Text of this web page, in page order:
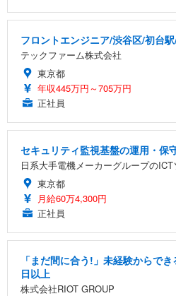
フロントエンジニア/渋谷区/初台
テックファーム株式会社
東京都
年収445万円～705万円
正社員
セキュリティ監視基盤の運用・保
日系大手電機メーカーグループの
東京都
月給60万4,300円
正社員
「まだ間に合う!」未経験からで
日以上
株式会社RIOT GROUP